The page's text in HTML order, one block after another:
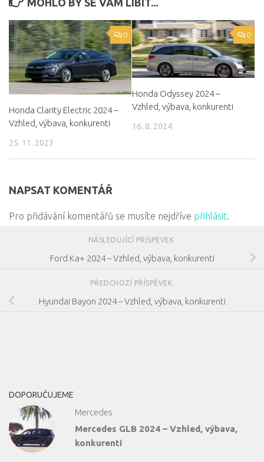
MOHLO BY SE VÁM LÍBIT...
0
Honda Clarity Electric 2024 –
Vzhled, výbava, konkurenti
25. 11. 2023
0
Honda Odyssey 2024 –
Vzhled, výbava, konkurenti
16. 8. 2024
NAPSAT KOMENTÁŘ
Pro přidávání komentářů se musíte nejdříve přihlásit.
NÁSLEDUJÍCÍ PŘÍSPĚVEK
Ford Ka+ 2024 – Vzhled, výbava, konkurenti
PŘEDCHOZÍ PŘÍSPĚVEK
Hyundai Bayon 2024 – Vzhled, výbava, konkurenti
DOPORUČUJEME
Mercedes
Mercedes GLB 2024 – Vzhled, výbava,
konkurenti